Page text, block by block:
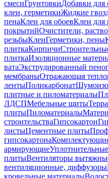
смесиГрунтовкиДобавки для
клеи, герметикиЖидкие
пенаКлеи для обоевКлеи для
покрытийОчистители,
резьбыКлеиГерметики, пены
плиткаКирпичи
плиткаИзоляционные
ватаЭкструдированный
мембраныОтражающая
лентыПоликарбонат
плитные и пиломатериалы
ЛДСПМебельные щиты
плитыПиломатериалы
строительстваГипсокартон
листыЦементные плиты
гипсокартона
армирующие
плитыВентиляторы
вентиляционные, диффузоры
кровельные материалы